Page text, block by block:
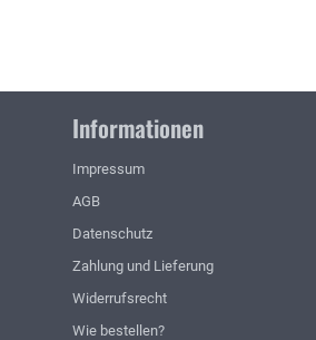
Informationen
Impressum
AGB
Datenschutz
Zahlung und Lieferung
Widerrufsrecht
Wie bestellen?